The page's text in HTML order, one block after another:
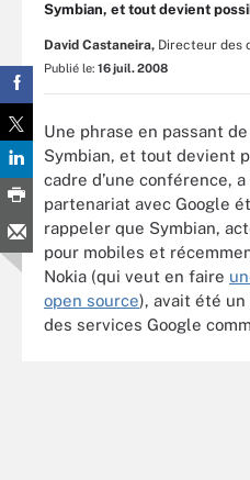
Symbian, et tout devient
David Castaneira, Directeur des
Publié le: 16 juil. 2008
Une phrase en passant
Symbian, et tout devient
cadre d’une conférence, a
partenariat avec Google
rappeler que Symbian,
pour mobiles et
Nokia (qui veut en faire
open source), avait été
des services Google